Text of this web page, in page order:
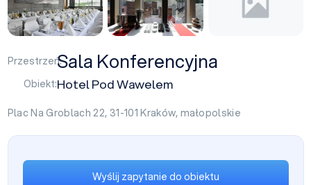
Przestrzeń:Sala Konferencyjna
Obiekt:Hotel Pod Wawelem
Plac Na Groblach 22, 31-101Kraków,małopolskie
Wyślij zapytanie do obiektu